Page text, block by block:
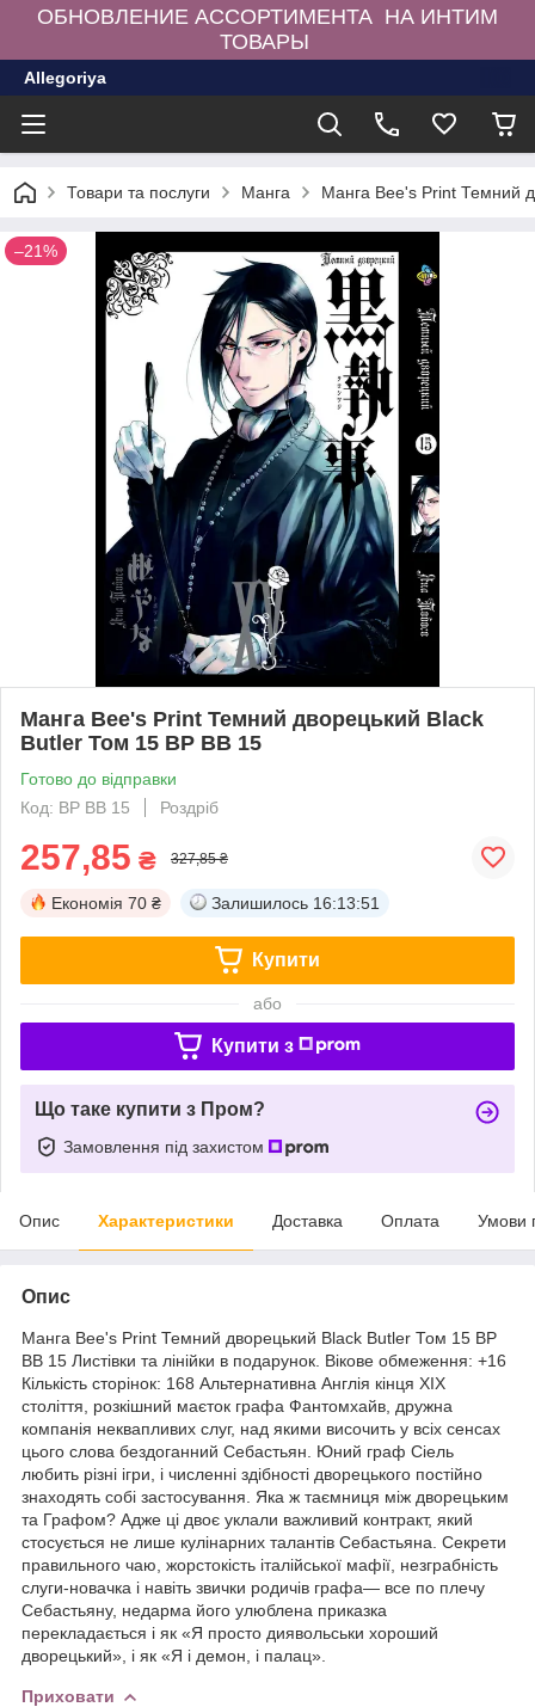
ОБНОВЛЕНИЕ АССОРТИМЕНТА НА ИНТИМ
ТОВАРЫ
Allegoriya
Товари та послуги Манга Манга Bee's Print Темний
–21%
Манга Bee's Print Темний дворецький Black
Butler Том 15 ВР BB 15
Готово до відправки
Код: BP BB 15
Роздріб
257,85 ₴ 327,85 ₴
Економія 70 ₴ Залишилось 16:13:51
Купити
або
Купити з
Що таке купити з Пром?
Замовлення під захистом
Опис Характеристики Доставка Оплата Умови
Опис
Манга Bee's Print Темний дворецький Black Butler Том 15 ВР
BB 15 Листівки та лінійки в подарунок. Вікове обмеження: +16
Кількість сторінок: 168 Альтернативна Англія кінця XIX
століття, розкішний маєток графа Фантомхайв, дружна
компанія неквапливих слуг, над якими височить у всіх сенсах
цього слова бездоганний Себастьян. Юний граф Сіель
любить різні ігри, і численні здібності дворецького постійно
знаходять собі застосування. Яка ж таємниця між дворецьким
та Графом? Адже ці двоє уклали важливий контракт, який
стосується не лише кулінарних талантів Себастьяна. Секрети
правильного чаю, жорстокість італійської мафії, незграбність
слуги-новачка і навіть звички родичів графа— все по плечу
Себастьяну, недарма його улюблена приказка
перекладається і як «Я просто диявольськи хороший
дворецький», і як «Я і демон, і палац».
Приховати